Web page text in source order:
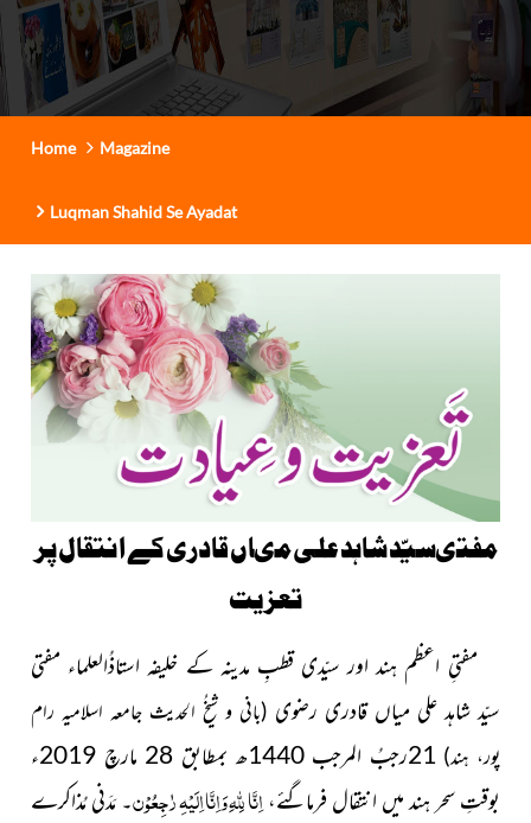
Home Magazine
Luqman Shahid Se Ayadat
مفتىسیّد شاہد على مىاں قادرى کے انتقال پر
تعزیت
مفتىِ اعظم ہند اور سىّدى قطبِ مدىنہ کے خلىفہ استاذُالعلماء مفتى
سىّد شاہد على مىاں قادرى رضوى (بانى و شىخُ الحدىث جامعہ اسلامىہ رام
پور، ہند)
21رجبُ المرجب 1440ھ بمطابق 28 مارچ 2019ء
بوقتِ سحر ہند میں انتقال فرماگئے، اِنَّا لِلہِ وَاِنَّا اِلَیْہِ رٰجِعُوْن۔ مَدَنی مُذاکرے